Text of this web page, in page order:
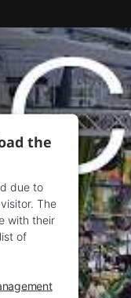
the
due to
The
with their
of